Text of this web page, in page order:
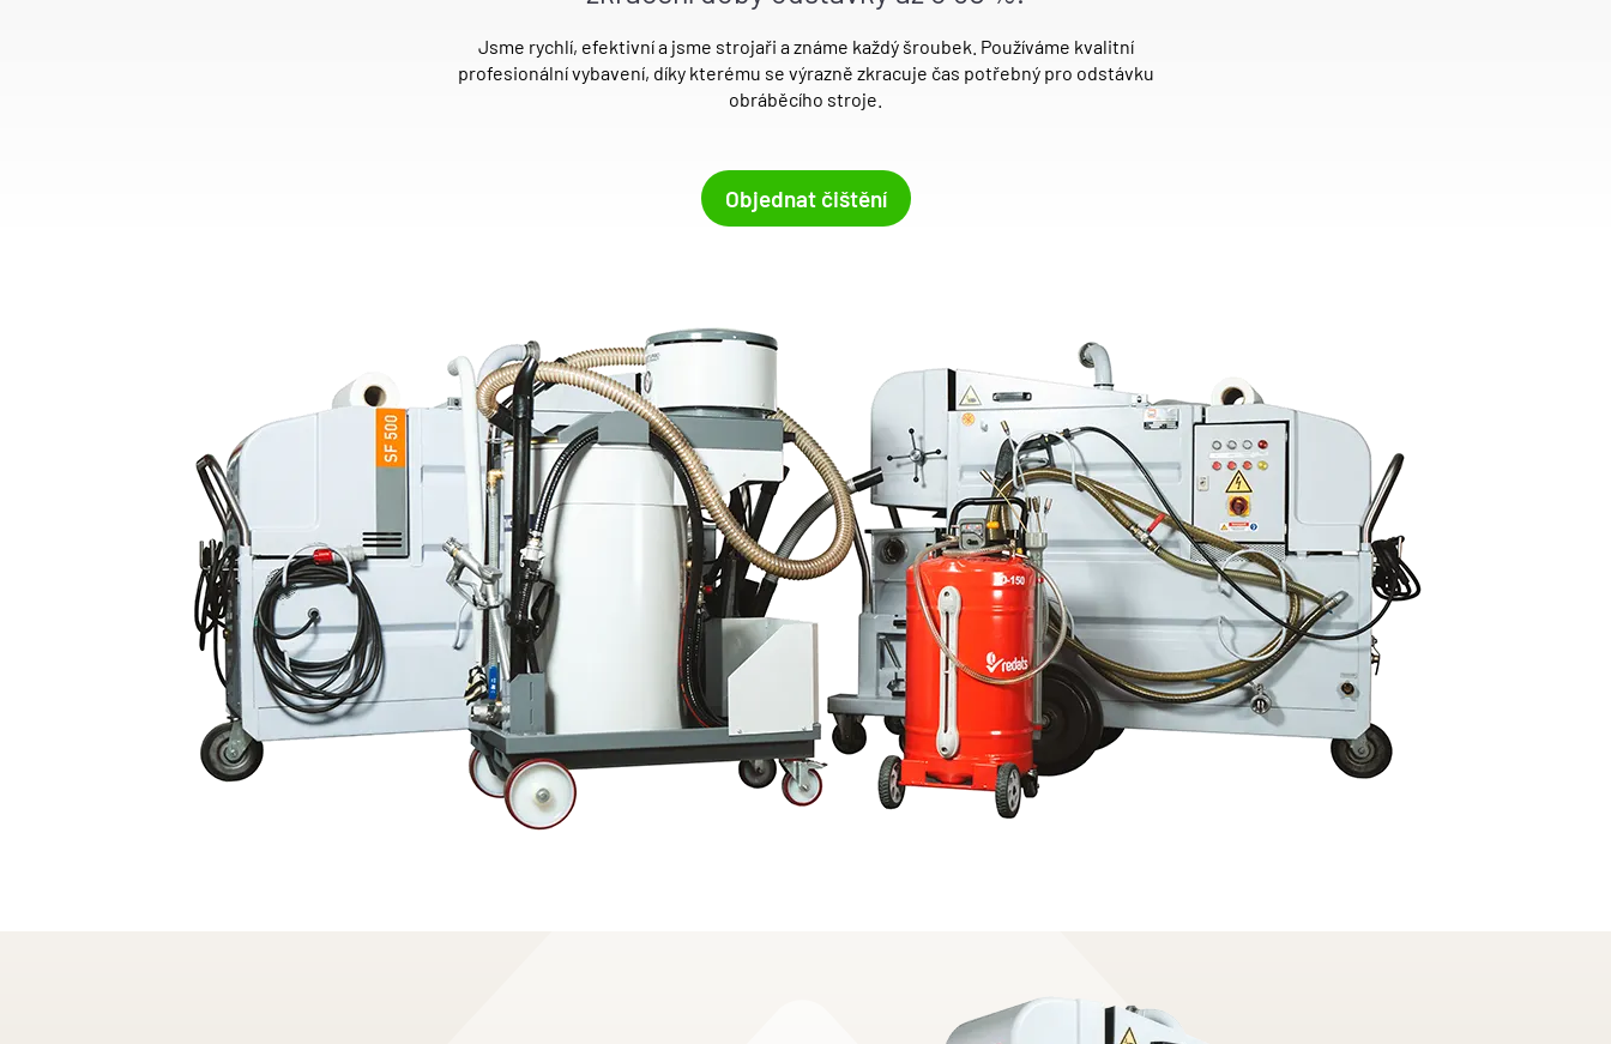
Jsme rychlí, efektivní a jsme strojaři a známe každý šroubek. Používáme kvalitní
profesionální vybavení, díky kterému se výrazně zkracuje čas potřebný pro odstávku
obráběcího stroje.
Objednat čištění